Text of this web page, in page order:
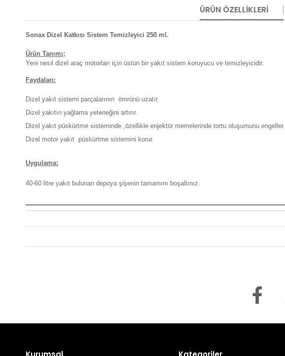
ÜRÜN ÖZELLIKLERI
Sonax Dizel Katkısı Sistem Temizleyici 250 ml.
Ürün Tanımı;
Yeni nesil dizel araç motorları için üstün bir yakıt sistem koruyucu ve temizleyicidir.
Faydaları:
Dizel yakıt sistemi parçalarının ömrünü uzatır.
Dizel yakıtın yağlama yeteneğini artırır.
Dizel yakıt püskürtme sisteminde ,özellikle enjektör memelerinde tortu oluşumunu engeller.
Dizel motor yakıt püskürtme sistemini korur.
Uygulama:
40-60 litre yakıt bulunan depoya şişenin tamamını boşaltınız.